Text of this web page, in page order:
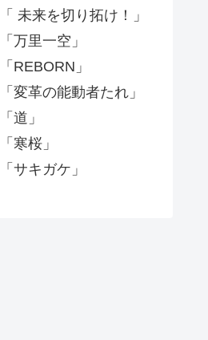
「 未来を切り拓け！」
「万里一空」
「REBORN」
「変革の能動者たれ」
「道」
「寒桜」
「サキガケ」